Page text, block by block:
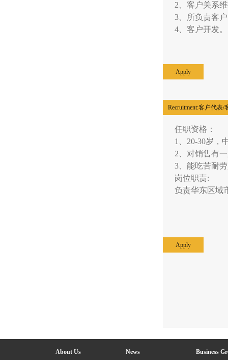
2、客户关系
3、所负责客
4、客户开发
Apply
Recruitment:客户代表/
任职资格：
1、20-30岁，
2、对销售有
3、能吃苦耐
岗位职责:
负责华东区域
Apply
About Us News Business